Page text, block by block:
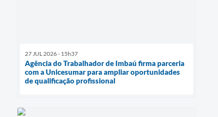
27 JUL 2026 - 15h37
Agência do Trabalhador de Imbaú firma parceria
com a Unicesumar para ampliar oportunidades
de qualificação profissional